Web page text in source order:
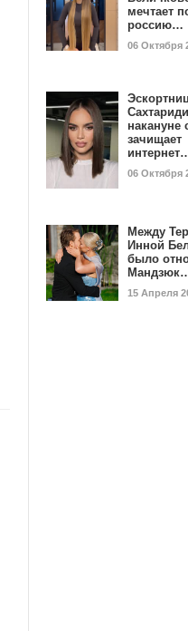
мечтает
россию…
06 Октября
Сахтариди
накануне
зачищает
06 Октября
Между
Инной
было
15 Апреля